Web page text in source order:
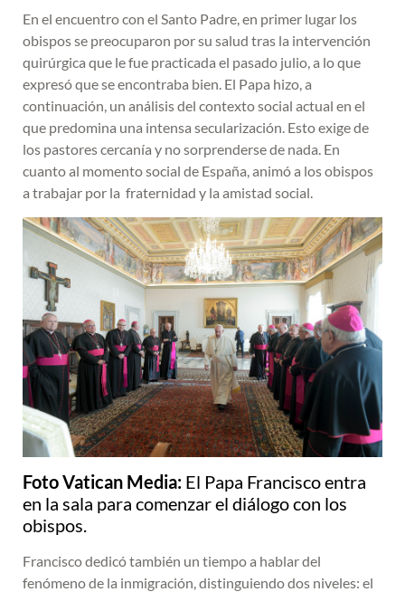
En el encuentro con el Santo Padre, en primer lugar los
obispos se preocuparon por su salud tras la intervención
quirúrgica que le fue practicada el pasado julio, a lo que
expresó que se encontraba bien. El Papa hizo, a
continuación, un análisis del contexto social actual en el
que predomina una intensa secularización. Esto exige de
los pastores cercanía y no sorprenderse de nada. En
cuanto al momento social de España, animó a los obispos
a trabajar por la fraternidad y la amistad social.
Foto Vatican Media: El Papa Francisco entra
en la sala para comenzar el diálogo con los
obispos.
Francisco dedicó también un tiempo a hablar del
fenómeno de la inmigración, distinguiendo dos niveles: el